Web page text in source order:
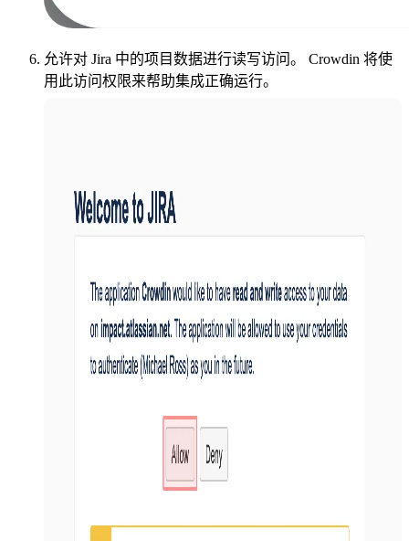
允许对 Jira 中的项目数据进行读写访问。 Crowdin 将使
用此访问权限来帮助集成正确运行。